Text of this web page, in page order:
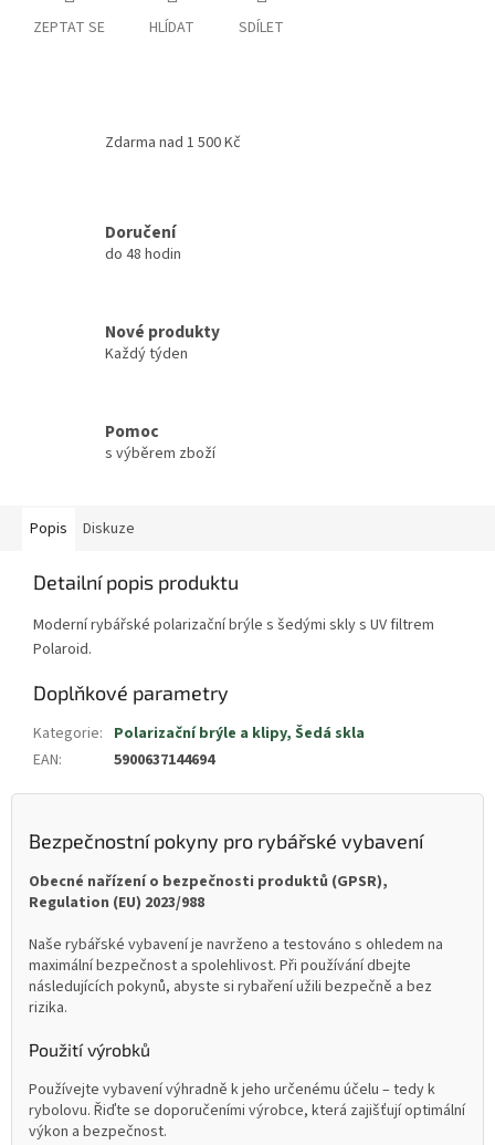
ZEPTAT SE HLÍDAT SDÍLET
Zdarma nad 1 500 Kč
Doručení
do 48 hodin
Nové produkty
Každý týden
Pomoc
s výběrem zboží
Popis Diskuze
Detailní popis produktu
Moderní rybářské polarizační brýle s šedými skly s UV filtrem
Polaroid.
Doplňkové parametry
Kategorie: Polarizační brýle a klipy, Šedá skla
EAN: 5900637144694
Bezpečnostní pokyny pro rybářské vybavení
Obecné nařízení o bezpečnosti produktů (GPSR),
Regulation (EU) 2023/988
Naše rybářské vybavení je navrženo a testováno s ohledem na
maximální bezpečnost a spolehlivost. Při používání dbejte
následujících pokynů, abyste si rybaření užili bezpečně a bez
rizika.
Použití výrobků
Používejte vybavení výhradně k jeho určenému účelu – tedy k
rybolovu. Řiďte se doporučeními výrobce, která zajišťují optimální
výkon a bezpečnost.